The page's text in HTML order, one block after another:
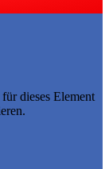
dieses Element